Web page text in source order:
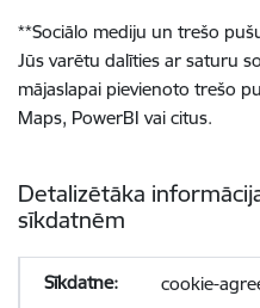
**Sociālo mediju un trešo
Jūs varētu dalīties ar saturu
mājaslapai pievienoto trešo
Maps, PowerBI vai citus.
Detalizētāka
sīkdatnēm
cookie-